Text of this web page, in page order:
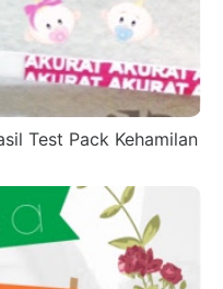
Test Pack Kehamilan